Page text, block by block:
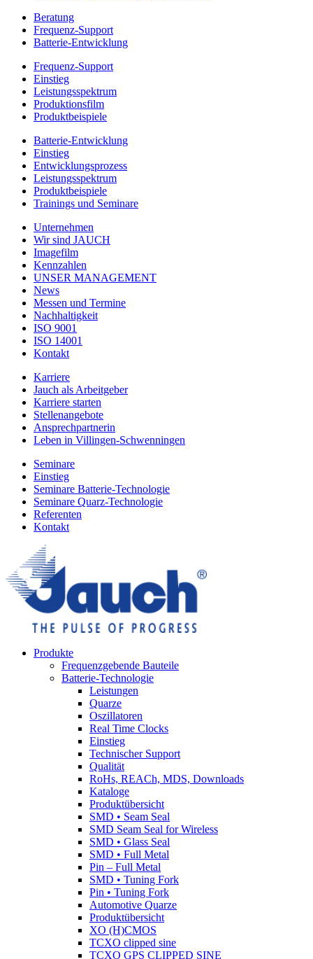
Beratung
Frequenz-Support
Batterie-Entwicklung
Frequenz-Support
Einstieg
Leistungsspektrum
Produktionsfilm
Produktbeispiele
Batterie-Entwicklung
Einstieg
Entwicklungsprozess
Leistungsspektrum
Produktbeispiele
Trainings und Seminare
Unternehmen
Wir sind JAUCH
Imagefilm
Kennzahlen
UNSER MANAGEMENT
News
Messen und Termine
Nachhaltigkeit
ISO 9001
ISO 14001
Kontakt
Karriere
Jauch als Arbeitgeber
Karriere starten
Stellenangebote
Ansprechpartnerin
Leben in Villingen-Schwenningen
Seminare
Einstieg
Seminare Batterie-Technologie
Seminare Quarz-Technologie
Referenten
Kontakt
Produkte
Frequenzgebende Bauteile
Batterie-Technologie
Leistungen
Quarze
Oszillatoren
Real Time Clocks
Einstieg
Technischer Support
Qualität
RoHs, REACh, MDS, Downloads
Kataloge
Produktübersicht
SMD • Seam Seal
SMD Seam Seal for Wireless
SMD • Glass Seal
SMD • Full Metal
Pin – Full Metal
SMD • Tuning Fork
Pin • Tuning Fork
Automotive Quarze
Produktübersicht
XO (H)CMOS
TCXO clipped sine
TCXO GPS CLIPPED SINE